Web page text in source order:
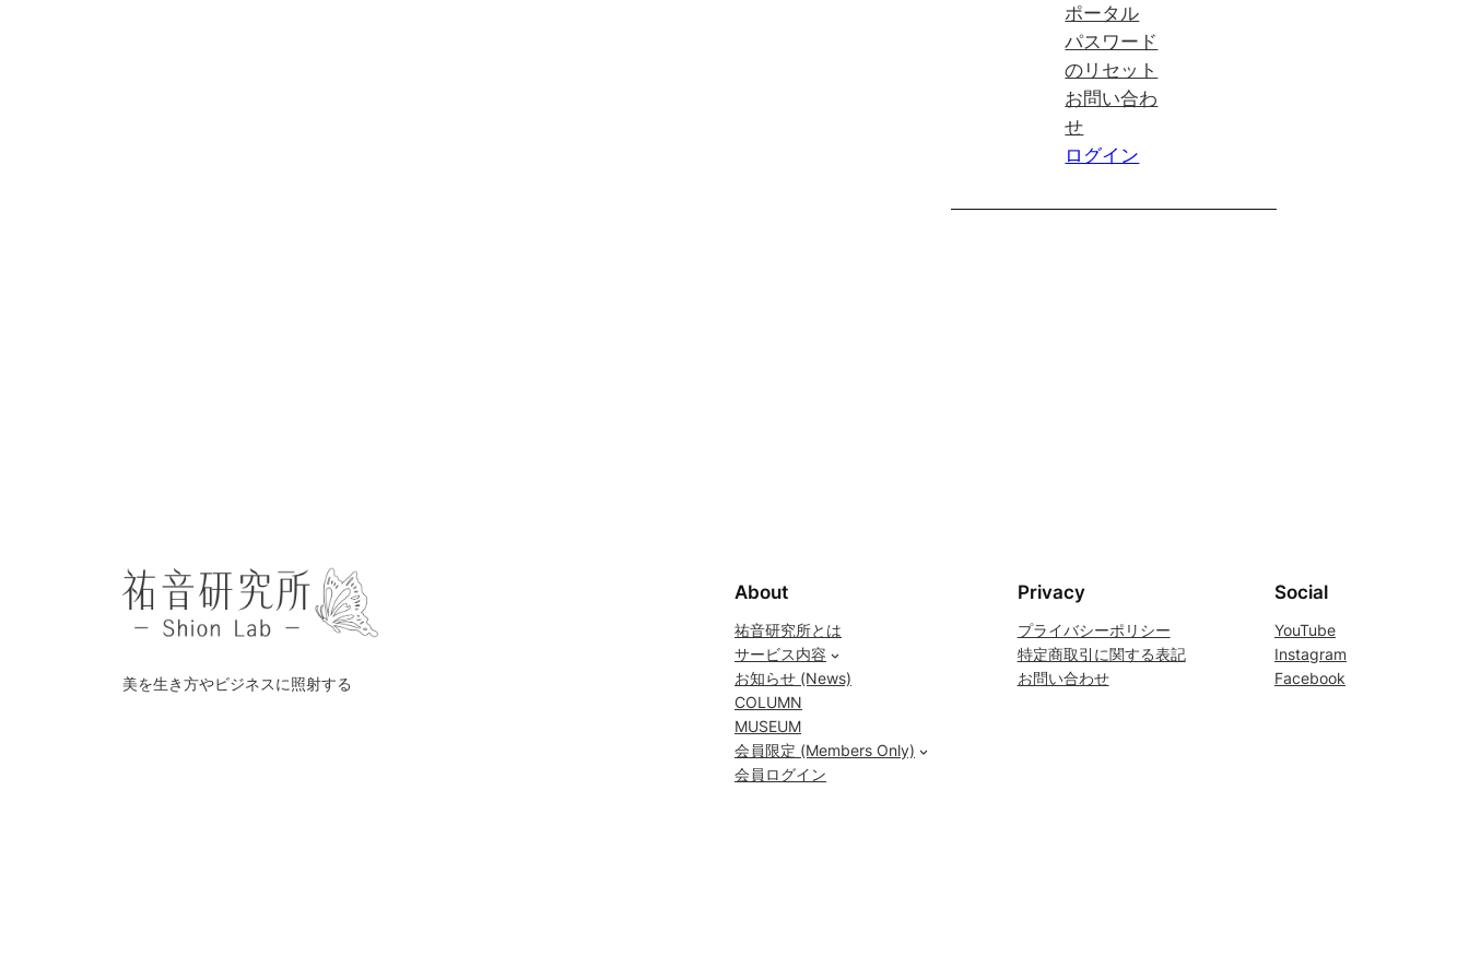
ポータル
パスワード
のリセット
お問い合わ
せ
ログイン
美を生き方やビジネスに照射する
About
祐音研究所とは
サービス内容
お知らせ (News)
COLUMN
MUSEUM
会員限定 (Members Only)
会員ログイン
Privacy
プライバシーポリシー
特定商取引に関する表記
お問い合わせ
Social
YouTube
Instagram
Facebook